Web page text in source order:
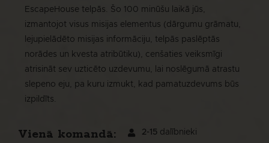
EscapeHouse telpās. Šo 100 minūšu laikā jūs,
izmantojot visus misijas elementus (dārgumu grāmatu,
lejupielādēto misijas informāciju, telpās paslēptās
norādes un kvesta atribūtiku), cenšaties veiksmīgi
atrisināt sev uzticēto uzdevumu, lai noslēgumā atrastu
slepeno eju, pa kuru izmukt, kad pamatuzdevums būs
izpildīts.
Vienā komandā: 2-15dalībnieki